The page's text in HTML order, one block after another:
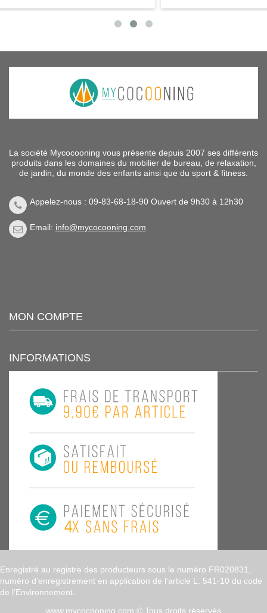
La société Mycocooning vous présente depuis 2007 ses différents
produits dans les domaines du mobilier de bureau, de relaxation,
de jardin, du monde des enfants ainsi que du sport & fitness.
Appelez-nous : 09-83-68-18-90 Ouvert de 9h30 à 12h30
Email: info@mycocooning.com
MON COMPTE
INFORMATIONS
Enregistré au registre des producteurs sous le numéro FR020831,
numéro d’enregistrement en application de l’article L. 541-10 du code
de l'Environnement.
www.mycocooning.com © Tous droits réservés